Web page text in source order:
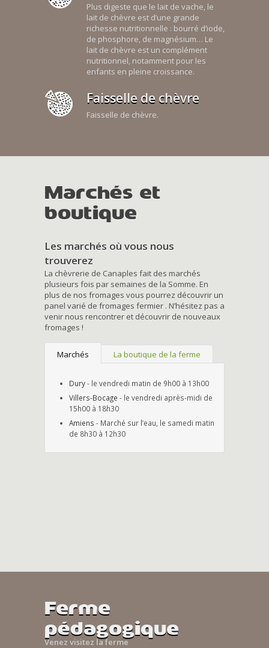
Plus digeste que le lait de vache, le
lait de chèvre est d’une grande
richesse nutritionnelle : bourré d’iode,
de phosphore, de magnésium… Le
lait de chèvre est un complément
nutritionnel, notamment pour les
enfants en pleine croissance.
Faisselle de chèvre
Faisselle de chèvre.
Marchés et
boutique
Les marchés où vous nous
trouverez
La chèvrerie de Canaples fait des marchés
plusieurs fois par semaines de la Somme. En
plus de nos fromages vous pourrez découvrir un
panel varié de fromages fermier . N’hésitez pas a
venir nous rencontrer et découvrir de nouveaux
fromages !
Marchés La boutique de la ferme
Dury- le vendredi matin de 9h00 à 13h00
Villers-Bocage - le vendredi après-midi de
15h00 à 18h30
Amiens - Marché sur l’eau, le samedi matin
de 8h30 à 12h30
Ferme
pédagogique
Venez visitez la ferme